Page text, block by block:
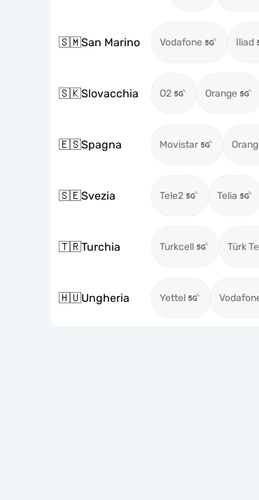
🇸🇲San Marino Vodafone Iliad
🇸🇰Slovacchia O2 Orange
🇪🇸Spagna Movistar
🇸🇪Svezia Tele2 Telia
🇹🇷Turchia Turkcell Türk
🇭🇺Ungheria Yettel